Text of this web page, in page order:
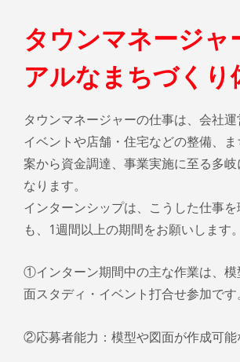
タウンマネージャ
アルなまちづくり
タウンマネージャーの仕事は、会社運
イベントや店舗・住宅などの整備、
案から資金調達、事業実施に至る多
なります。
インターンシップは、こうした仕事
も、1週間以上の期間をお願いします。
①インターン期間中の主な作業は、模
面スタディ・イベント打合せ参加です。
②応募者能力：模型や図面が作成可能